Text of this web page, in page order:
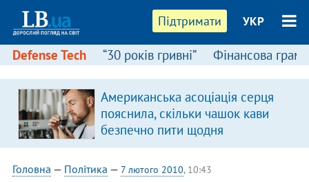
Підтримати УКР
Defense Tech “30 років гривні” Фінансова
Американська асоціація серця
пояснила, скільки чашок кави
безпечно пити щодня
Головна — Політика — 7 лютого 2010, 10:43